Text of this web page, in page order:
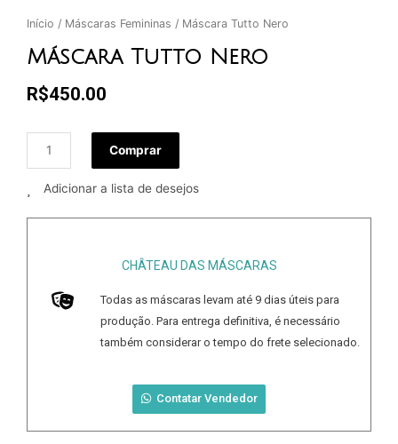
Início / Máscaras Femininas / Máscara Tutto Nero
Máscara Tutto Nero
R$450.00
Comprar
Adicionar a lista de desejos
CHÂTEAU DAS MÁSCARAS
Todas as máscaras levam até 9 dias úteis para
produção. Para entrega definitiva, é necessário
também considerar o tempo do frete selecionado.
Contatar Vendedor